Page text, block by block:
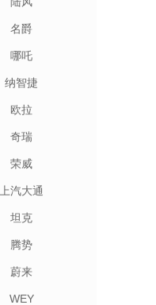
名爵
哪吒
纳智捷
欧拉
奇瑞
荣威
上汽大通
坦克
腾势
蔚来
WEY